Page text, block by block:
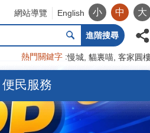
網站導覽 English 小 中 大
進階搜尋
熱門關鍵字 慢城 貓裏喵 客家圓
便民服務